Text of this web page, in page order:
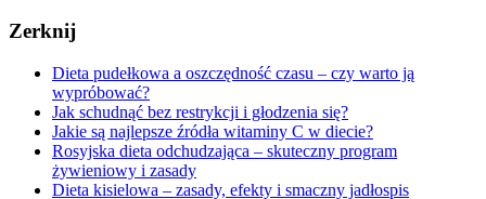
Zerknij
Dieta pudełkowa a oszczędność czasu – czy warto ją
wypróbować?
Jak schudnąć bez restrykcji i głodzenia się?
Jakie są najlepsze źródła witaminy C w diecie?
Rosyjska dieta odchudzająca – skuteczny program
żywieniowy i zasady
Dieta kisielowa – zasady, efekty i smaczny jadłospis